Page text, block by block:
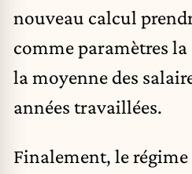
nouveau calcul
comme paramètres
la moyenne des
années travaillées.
Finalement, le régime